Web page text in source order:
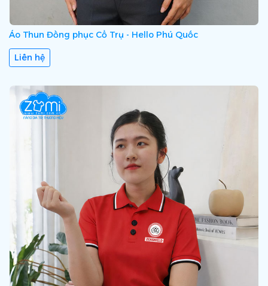
Áo Thun Đồng phục Cổ Trụ - Hello Phú Quốc
Liên hệ